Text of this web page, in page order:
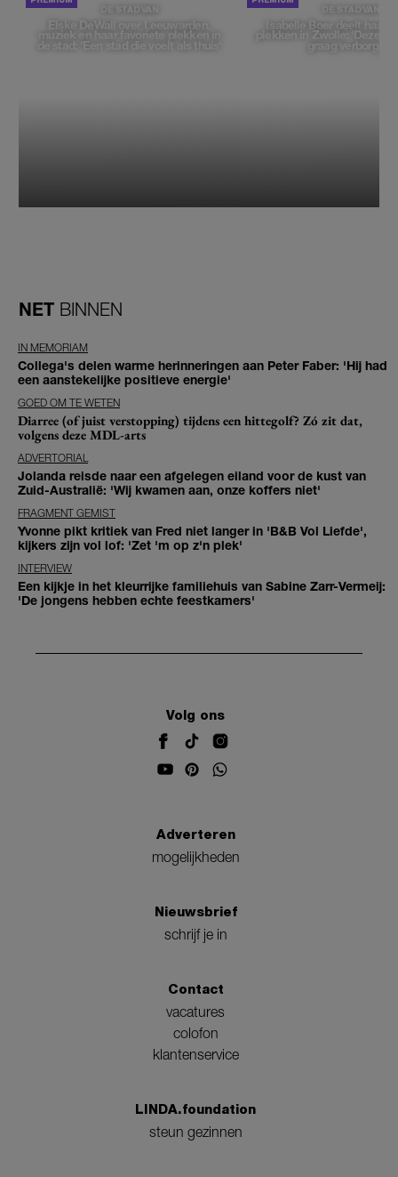
DE STAD VAN
Elske DeWall over Leeuwarden,
muziek en haar favoriete plekken in
de stad: 'Een stad die voelt als thuis'
DE STAD VAN
Isabelle Boer deelt haar
plekken in Zwolle: 'Deze
graag verborgen'
NET BINNEN
IN MEMORIAM
Collega's delen warme herinneringen aan Peter Faber: 'Hij had
een aanstekelijke positieve energie'
GOED OM TE WETEN
Diarree (of juist verstopping) tijdens een hittegolf? Zó zit dat,
volgens deze MDL-arts
ADVERTORIAL
Jolanda reisde naar een afgelegen eiland voor de kust van
Zuid-Australië: 'Wij kwamen aan, onze koffers niet'
FRAGMENT GEMIST
Yvonne pikt kritiek van Fred niet langer in 'B&B Vol Liefde',
kijkers zijn vol lof: 'Zet 'm op z'n plek'
INTERVIEW
Een kijkje in het kleurrijke familiehuis van Sabine Zarr-Vermeij:
'De jongens hebben echte feestkamers'
Volg ons
Adverteren
mogelijkheden
Nieuwsbrief
schrijf je in
Contact
vacatures
colofon
klantenservice
LINDA.foundation
steun gezinnen